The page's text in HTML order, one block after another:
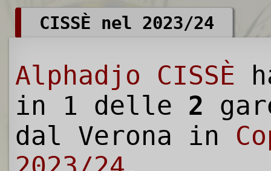
CISSÈ nel 2023/24
Alphadjo CISSÈ
in 1 delle 2
dal Verona in